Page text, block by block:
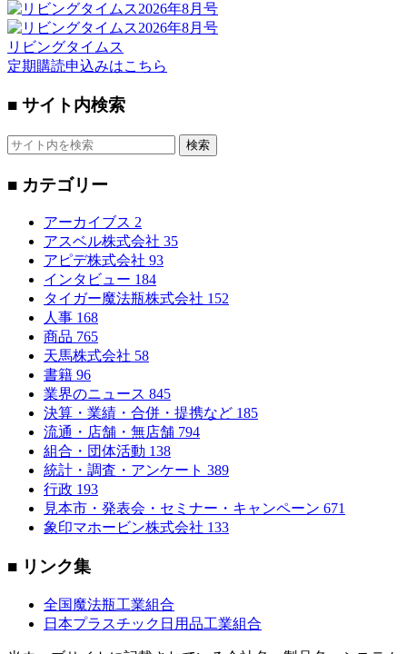
リビングタイムス
定期購読申込みはこちら
■ サイト内検索
検索
■ カテゴリー
アーカイブス 2
アスベル株式会社 35
アピデ株式会社 93
インタビュー 184
タイガー魔法瓶株式会社 152
人事 168
商品 765
天馬株式会社 58
書籍 96
業界のニュース 845
決算・業績・合併・提携など 185
流通・店舗・無店舗 794
組合・団体活動 138
統計・調査・アンケート 389
行政 193
見本市・発表会・セミナー・キャンペーン 671
象印マホービン株式会社 133
■ リンク集
全国魔法瓶工業組合
日本プラスチック日用品工業組合